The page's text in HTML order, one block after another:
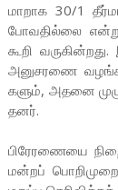
மாறாக 30/1
போவ­தில்லை
கூறி
அனு­ச­ரணை
களும், அதனை
தனர்.
பிரே­ர­ணையை
மன்றப்